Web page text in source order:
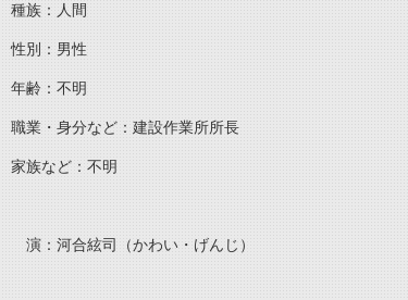
種族：人間
性別：男性
年齢：不明
職業・身分など：建設作業所所長
家族など：不明
演：河合絃司（かわい・げんじ）